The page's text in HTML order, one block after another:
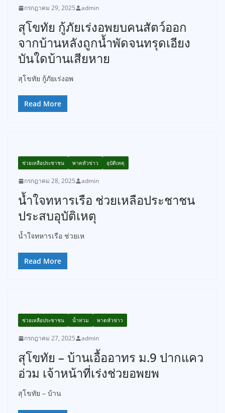
กรกฎาคม 29, 2025 admin
สุโขทัย กู้ภัยเร่งอพยบคนสัตว์ออก
จากบ้านหลังถูกน้ำพัดจนทรุดเอียง
บันใดบ้านเสียหาย
สุโขทัย กู้ภัยเร่งอพ
Read More
ช่วยเหลือประชาชน พาดหัวข่าว อุบัติเหตุ
กรกฎาคม 28, 2025 admin
น้ำใจทหารเรือ ช่วยเหลือประชาชน
ประสบอุบัติเหตุ
น้ำใจทหารเรือ ช่วยเห
Read More
ช่วยเหลือประชาชน น้ำท่วม พาดหัวข่าว
กรกฎาคม 27, 2025 admin
สุโขทัย – บ้านเอื้ออาทร ม.9 ปากแคว
อ่วม เจ้าหน้าที่เร่งช่วยอพยพ
สุโขทัย – บ้าน